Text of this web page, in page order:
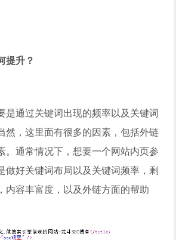
提升？
是通过关键词出现的频率以及关键词
然，这里面有很多的因素，包括外链
。通常情况下，想要一个网站内页参
做好关键词布局以及关键词频率，剩
内容丰富度，以及外链方面的帮助